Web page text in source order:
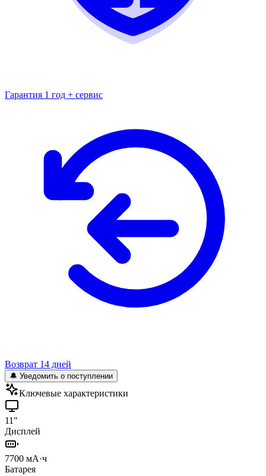
Гарантия 1 год + сервис
Возврат 14 дней
🔔 Уведомить о поступлении
Ключевые характеристики
11"
Дисплей
7700 мА·ч
Батарея